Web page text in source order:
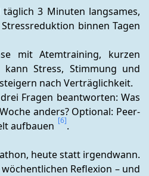
3 Minuten langsames,
binnen Tagen
mit Atemtraining, kurzen
kann Stress, Stimmung und
nach Verträglichkeit.
Fragen beantworten: Was
anders? Optional: Peer-
aufbauen [6].
heute statt irgendwann.
Reflexion – und